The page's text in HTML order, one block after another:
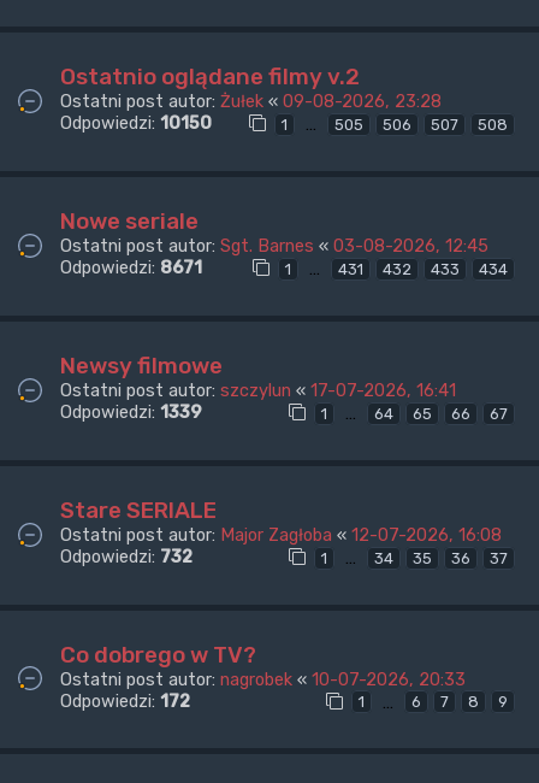
Ostatnio oglądane filmy v.2
Ostatni post autor: Żułek « 09-08-2026, 23:28
Odpowiedzi: 10150 1 … 505 506 507 508
Nowe seriale
Ostatni post autor: Sgt. Barnes « 03-08-2026, 12:45
Odpowiedzi: 8671 1 … 431 432 433 434
Newsy filmowe
Ostatni post autor: szczylun « 17-07-2026, 16:41
Odpowiedzi: 1339 1 … 64 65 66 67
Stare SERIALE
Ostatni post autor: Major Zagłoba « 12-07-2026, 16:08
Odpowiedzi: 732 1 … 34 35 36 37
Co dobrego w TV?
Ostatni post autor: nagrobek « 10-07-2026, 20:33
Odpowiedzi: 172 1 … 6 7 8 9